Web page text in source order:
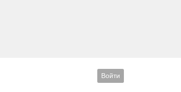
Войти